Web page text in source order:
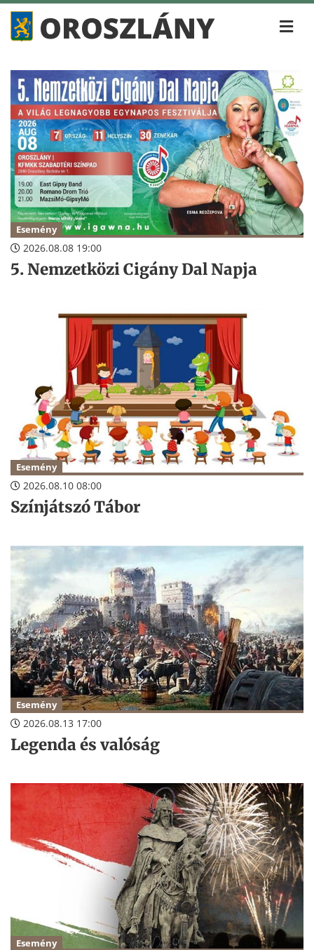
Esemény
2026.08.08 19:00
5. Nemzetközi Cigány Dal Napja
Esemény
2026.08.10 08:00
Színjátszó Tábor
Esemény
2026.08.13 17:00
Legenda és valóság
Esemény